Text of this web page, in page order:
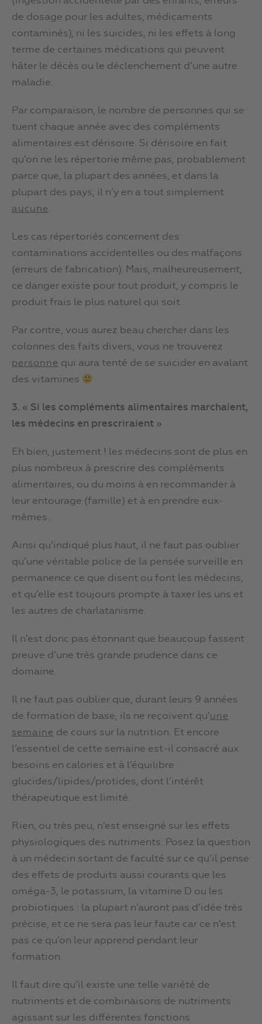
de dosage pour les adultes, médicaments
contaminés), ni les suicides, ni les effets à long
terme de certaines médications qui peuvent
hâter le décès ou le déclenchement d’une autre
maladie.
Par comparaison, le nombre de personnes qui se
tuent chaque année avec des compléments
alimentaires est dérisoire. Si dérisoire en fait
qu’on ne les répertorie même pas, probablement
parce que, la plupart des années, et dans la
plupart des pays, il n’y en a tout simplement
aucune.
Les cas répertoriés concernent des
contaminations accidentelles ou des malfaçons
(erreurs de fabrication). Mais, malheureusement,
ce danger existe pour tout produit, y compris le
produit frais le plus naturel qui soit.
Par contre, vous aurez beau chercher dans les
colonnes des faits divers, vous ne trouverez
personne qui aura tenté de se suicider en avalant
des vitamines
3. « Si les compléments alimentaires marchaient,
les médecins en prescriraient »
Eh bien, justement ! les médecins sont de plus en
plus nombreux à prescrire des compléments
alimentaires, ou du moins à en recommander à
leur entourage (famille) et à en prendre eux-
mêmes.
Ainsi qu’indiqué plus haut, il ne faut pas oublier
qu’une véritable police de la pensée surveille en
permanence ce que disent ou font les médecins,
et qu’elle est toujours prompte à taxer les uns et
les autres de charlatanisme.
Il n’est donc pas étonnant que beaucoup fassent
preuve d’une très grande prudence dans ce
domaine.
Il ne faut pas oublier que, durant leurs 9 années
de formation de base, ils ne reçoivent qu’une
semaine de cours sur la nutrition. Et encore
l’essentiel de cette semaine est-il consacré aux
besoins en calories et à l’équilibre
glucides/lipides/protides, dont l’intérêt
thérapeutique est limité.
Rien, ou très peu, n’est enseigné sur les effets
physiologiques des nutriments. Posez la question
à un médecin sortant de faculté sur ce qu’il pense
des effets de produits aussi courants que les
oméga-3, le potassium, la vitamine D ou les
probiotiques : la plupart n’auront pas d’idée très
précise, et ce ne sera pas leur faute car ce n’est
pas ce qu’on leur apprend pendant leur
formation.
Il faut dire qu’il existe une telle variété de
nutriments et de combinaisons de nutriments
agissant sur les différentes fonctions